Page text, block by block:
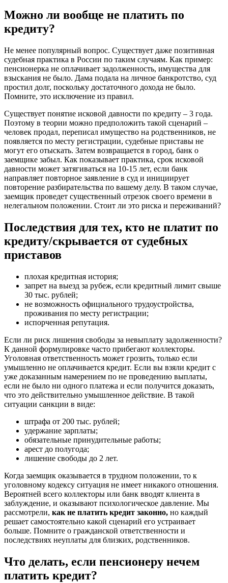
Можно ли вообще не платить по
кредиту?
Не менее популярный вопрос. Существует даже позитивная
судебная практика в России по таким случаям. Как пример:
пенсионерка не оплачивает задолженность, имущества для
взыскания не было. Дама подала на личное банкротство, суд
простил долг, поскольку достаточного дохода не было.
Помните, это исключение из правил.
Существует понятие исковой давности по кредиту – 3 года.
Поэтому в теории можно предположить такой сценарий –
человек продал, переписал имущество на родственников, не
появляется по месту регистрации, судебные приставы не
могут его отыскать. Затем возвращается в город, банк о
заемщике забыл. Как показывает практика, срок исковой
давности может затягиваться на 10-15 лет, если банк
направляет повторное заявление в суд и инициирует
повторение разбирательства по вашему делу. В таком случае,
заемщик проведет существенный отрезок своего времени в
нелегальном положении. Стоит ли это риска и переживаний?
Последствия для тех, кто не платит по
кредиту/скрывается от судебных
приставов
плохая кредитная история;
запрет на выезд за рубеж, если кредитный лимит свыше
30 тыс. рублей;
не возможность официального трудоустройства,
проживания по месту регистрации;
испорченная репутация.
Если ли риск лишения свободы за невыплату задолженности?
К данной формулировке часто прибегают коллекторы.
Уголовная ответственность может грозить, только если
умышленно не оплачивается кредит. Если вы взяли кредит с
уже доказанным намерением по не проведению выплаты,
если не было ни одного платежа и если получится доказать,
что это действительно умышленное действие. В такой
ситуации санкции в виде:
штрафа от 200 тыс. рублей;
удержание зарплаты;
обязательные принудительные работы;
арест до полугода;
лишение свободы до 2 лет.
Когда заемщик оказывается в трудном положении, то к
уголовному кодексу ситуация не имеет никакого отношения.
Вероятней всего коллекторы или банк вводят клиента в
заблуждение, и оказывают психологическое давление. Мы
рассмотрели, как не платить кредит законно, но каждый
решает самостоятельно какой сценарий его устраивает
больше. Помните о гражданской ответственности и
последствиях неуплаты для близких, родственников.
Что делать, если пенсионеру нечем
платить кредит?